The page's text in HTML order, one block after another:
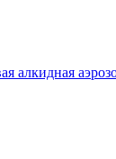
алкидная